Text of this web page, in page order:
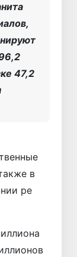
47,2
в
ре